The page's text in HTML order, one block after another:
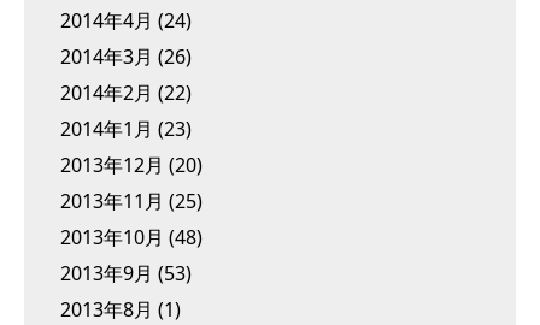
2014年4月 (24)
2014年3月 (26)
2014年2月 (22)
2014年1月 (23)
2013年12月 (20)
2013年11月 (25)
2013年10月 (48)
2013年9月 (53)
2013年8月 (1)